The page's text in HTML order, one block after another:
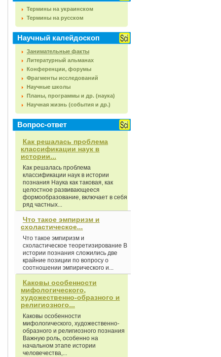
Термины на украинском
Термины на русском
Научный калейдоскоп
Занимательные факты
Литературный альманах
Конференции, форумы
Фрагменты исследований
Научные школы
Планы, программы и др. (наука)
Научная жизнь (события и др.)
Вопрос-ответ
Как решалась проблема
классификации наук в
истории...
Как решалась проблема
классификации наук в истории
познания Наука как таковая, как
целостное развивающееся
формообразование, включает в себя
ряд частных...
Что такое эмпиризм и
схоластическое...
Что такое эмпиризм и
схоластическое теоретизирование В
истории познания сложились две
крайние позиции по вопросу о
соотношении эмпирического и...
Каковы особенности
мифологического,
художественно-образного и
религиозного...
Каковы особенности
мифологического, художественно-
образного и религиозного познания
Важную роль, особенно на
начальном этапе истории
человечества,...